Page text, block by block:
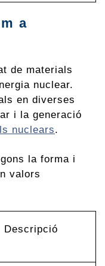
a
de materials
nuclear.
en diverses
i la generació
nuclears.
la forma i
valors
Descripció